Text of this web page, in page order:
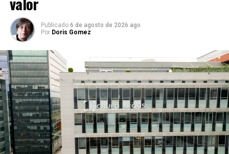
Publicado 6 de agosto de 2026 ago
Por Doris Gomez